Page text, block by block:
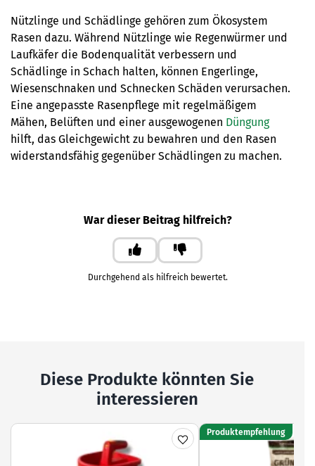
Nützlinge und Schädlinge gehören zum Ökosystem
Rasen dazu. Während Nützlinge wie Regenwürmer und
Laufkäfer die Bodenqualität verbessern und
Schädlinge in Schach halten, können Engerlinge,
Wiesenschnaken und Schnecken Schäden verursachen.
Eine angepasste Rasenpflege mit regelmäßigem
Mähen, Belüften und einer ausgewogenen Düngung
hilft, das Gleichgewicht zu bewahren und den Rasen
widerstandsfähig gegenüber Schädlingen zu machen.
War dieser Beitrag hilfreich?
Ja Nein
Durchgehend als hilfreich bewertet.
Diese Produkte könnten Sie
interessieren
Produktempfehlung